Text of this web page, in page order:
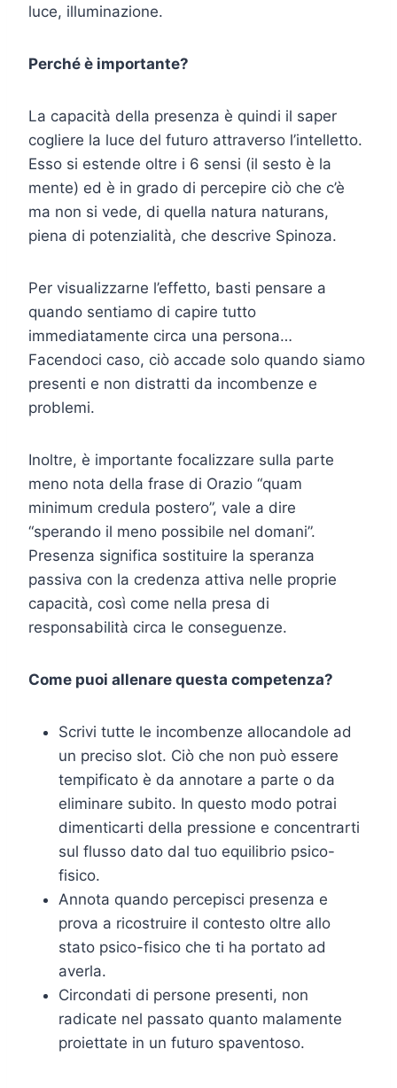
luce, illuminazione.
Perché è importante?
La capacità della presenza è quindi il saper
cogliere la luce del futuro attraverso l’intelletto.
Esso si estende oltre i 6 sensi (il sesto è la
mente) ed è in grado di percepire ciò che c’è
ma non si vede, di quella natura naturans,
piena di potenzialità, che descrive Spinoza.
Per visualizzarne l’effetto, basti pensare a
quando sentiamo di capire tutto
immediatamente circa una persona…
Facendoci caso, ciò accade solo quando siamo
presenti e non distratti da incombenze e
problemi.
Inoltre, è importante focalizzare sulla parte
meno nota della frase di Orazio “quam
minimum credula postero”, vale a dire
“sperando il meno possibile nel domani”.
Presenza significa sostituire la speranza
passiva con la credenza attiva nelle proprie
capacità, così come nella presa di
responsabilità circa le conseguenze.
Come puoi allenare questa competenza?
Scrivi tutte le incombenze allocandole ad
un preciso slot. Ciò che non può essere
tempificato è da annotare a parte o da
eliminare subito. In questo modo potrai
dimenticarti della pressione e concentrarti
sul flusso dato dal tuo equilibrio psico-
fisico.
Annota quando percepisci presenza e
prova a ricostruire il contesto oltre allo
stato psico-fisico che ti ha portato ad
averla.
Circondati di persone presenti, non
radicate nel passato quanto malamente
proiettate in un futuro spaventoso.